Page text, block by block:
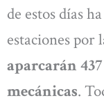
de estos días
estaciones por
aparcarán
mecánicas.